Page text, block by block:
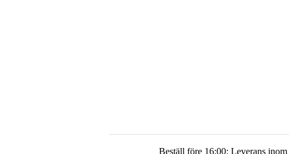
Beställ före 16:00: Leverans